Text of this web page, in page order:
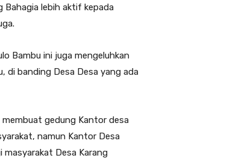
Bahagia lebih aktif kepada
Bambu ini juga mengeluhkan
di banding Desa Desa yang ada
gedung Kantor desa
namun Kantor Desa
Desa Karang